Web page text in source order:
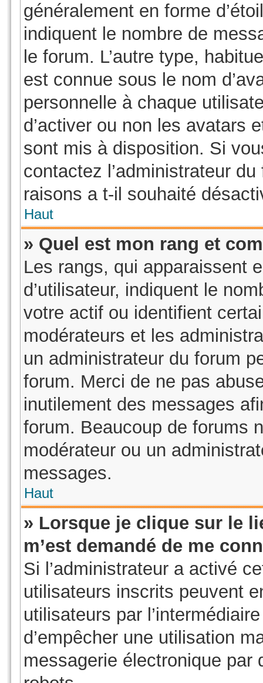
généralement en forme
indiquent le nombre de
le forum. L’autre type,
est connue sous le nom
personnelle à chaque
d’activer ou non les avatars
sont mis à disposition. Si
contactez l’administrateur
raisons a t-il souhaité
Haut
» Quel est mon rang et
Les rangs, qui apparaissent
d’utilisateur, indiquent le
votre actif ou identifient
modérateurs et les
un administrateur du forum
forum. Merci de ne pas
inutilement des messages
forum. Beaucoup de forums
modérateur ou un
messages.
Haut
» Lorsque je clique sur le
m’est demandé de me
Si l’administrateur a activé
utilisateurs inscrits peuvent
utilisateurs par
d’empêcher une utilisation
messagerie électronique